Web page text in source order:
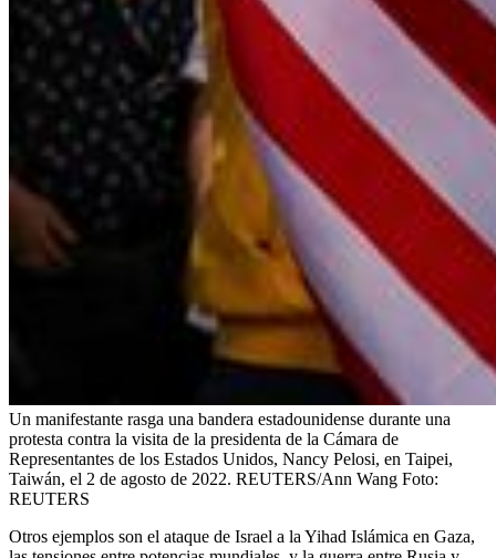
Un manifestante rasga una bandera estadounidense durante una
protesta contra la visita de la presidenta de la Cámara de
Representantes de los Estados Unidos, Nancy Pelosi, en Taipei,
Taiwán, el 2 de agosto de 2022. REUTERS/Ann Wang Foto:
REUTERS
Otros ejemplos son el ataque de Israel a la Yihad Islámica en Gaza,